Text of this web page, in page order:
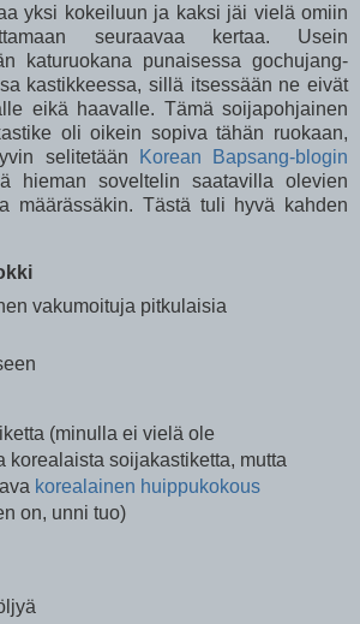
yksi kokeiluun ja kaksi jäi vielä omiin
seuraavaa kertaa. Usein
katuruokana punaisessa gochujang-
kastikkeessa, sillä itsessään ne eivät
eikä haavalle. Tämä soijapohjainen
oli oikein sopiva tähän ruokaan,
selitetään
Korean Bapsang-blogin
hieman soveltelin saatavilla olevien
määrässäkin. Tästä tuli hyvä kahden
vakumoituja pitkulaisia
(minulla ei vielä ole
korealaista soijakastiketta, mutta
korealainen huippukokous
on, unni tuo)